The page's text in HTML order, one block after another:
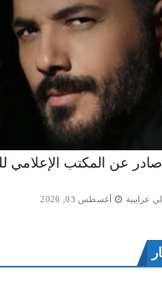
عن المكتب الإعلامي
أغسطس 03, 2026